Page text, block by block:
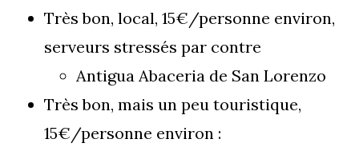
Très bon, local, 15€/personne environ,
serveurs stressés par contre
Antigua Abaceria de San Lorenzo
Très bon, mais un peu touristique,
15€/personne environ :